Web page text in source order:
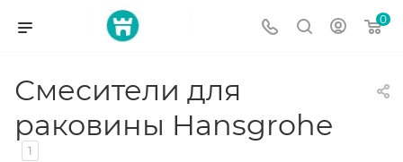
0
Смесители для
раковины Hansgrohe
1